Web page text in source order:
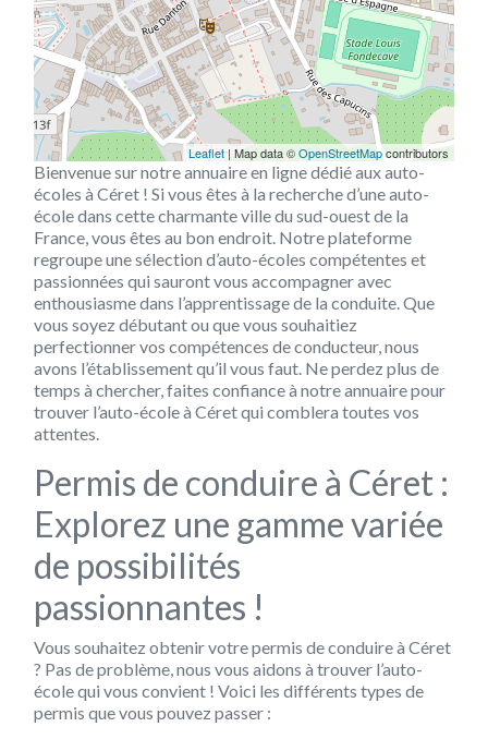
Leaflet| Map data ©OpenStreetMapcontributors
Bienvenue sur notre annuaire en ligne dédié aux auto-
écoles à Céret ! Si vous êtes à la recherche d’une auto-
école dans cette charmante ville du sud-ouest de la
France, vous êtes au bon endroit. Notre plateforme
regroupe une sélection d’auto-écoles compétentes et
passionnées qui sauront vous accompagner avec
enthousiasme dans l’apprentissage de la conduite. Que
vous soyez débutant ou que vous souhaitiez
perfectionner vos compétences de conducteur, nous
avons l’établissement qu’il vous faut. Ne perdez plus de
temps à chercher, faites confiance à notre annuaire pour
trouver l’auto-école à Céret qui comblera toutes vos
attentes.
Permis de conduire à Céret :
Explorez une gamme variée
de possibilités
passionnantes !
Vous souhaitez obtenir votre permis de conduire à Céret
? Pas de problème, nous vous aidons à trouver l’auto-
école qui vous convient ! Voici les différents types de
permis que vous pouvez passer :